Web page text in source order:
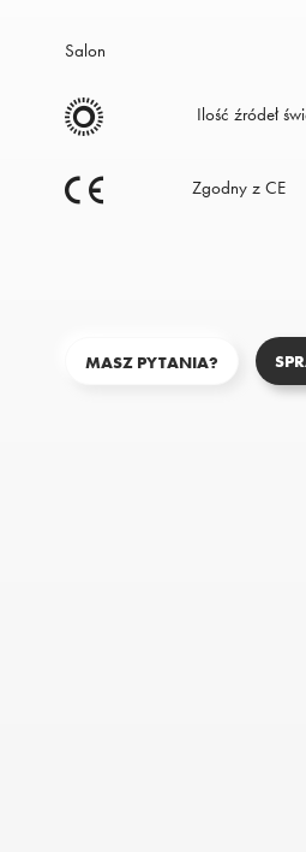
Salon
Ilość źródeł
Zgodny z CE
MASZ PYTANIA?
stronie
Polityka
Prywatności.